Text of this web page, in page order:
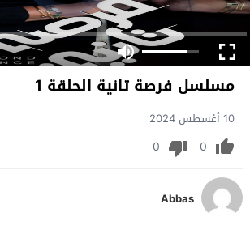
مسلسل فرصة تانية الحلقة 1
10 أغسطس 2024
0
0
Abbas